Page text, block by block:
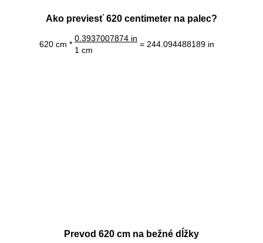
Ako previesť 620 centimeter na palec?
620 cm *
0.3937007874 in
= 244.094488189 in
1 cm
Prevod 620 cm na bežné dĺžky